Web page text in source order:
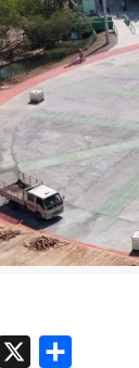
Messenger